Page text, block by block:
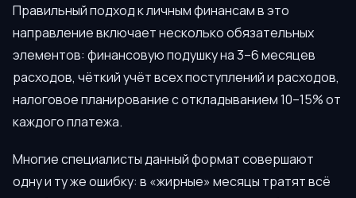
Правильный подход к личным финансам в это
направление включает несколько обязательных
элементов: финансовую подушку на 3–6 месяцев
расходов, чёткий учёт всех поступлений и расходов,
налоговое планирование с откладыванием 10–15% от
каждого платежа.
Многие специалисты данный формат совершают
одну и ту же ошибку: в «жирные» месяцы тратят всё